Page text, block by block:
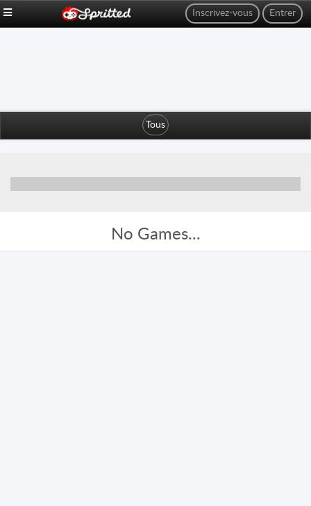
Entrer
Inscrivez-vous
Tous
No Games...